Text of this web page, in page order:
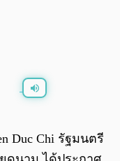
Duc Chi รัฐมนตรี